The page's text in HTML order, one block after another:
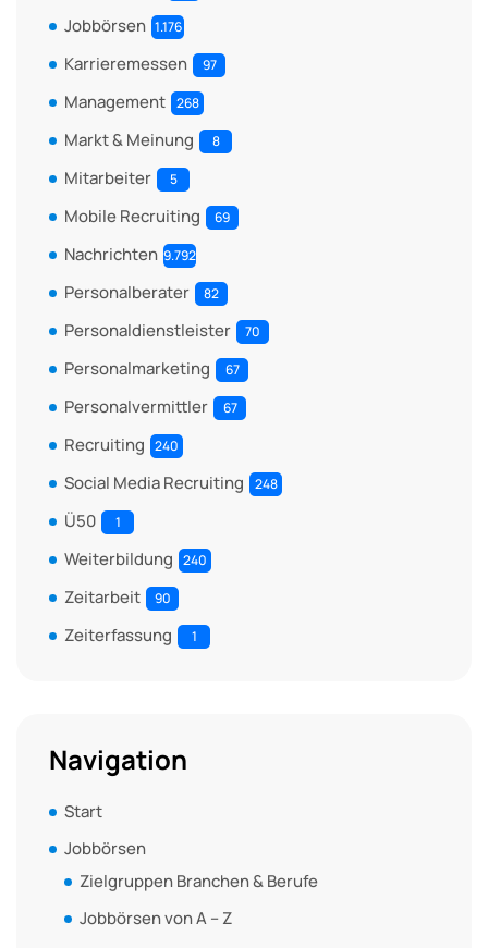
Jobbörsen 1.176
Karrieremessen 97
Management 268
Markt & Meinung 8
Mitarbeiter 5
Mobile Recruiting 69
Nachrichten 9.792
Personalberater 82
Personaldienstleister 70
Personalmarketing 67
Personalvermittler 67
Recruiting 240
Social Media Recruiting 248
Ü50 1
Weiterbildung 240
Zeitarbeit 90
Zeiterfassung 1
Navigation
Start
Jobbörsen
Zielgruppen Branchen & Berufe
Jobbörsen von A – Z